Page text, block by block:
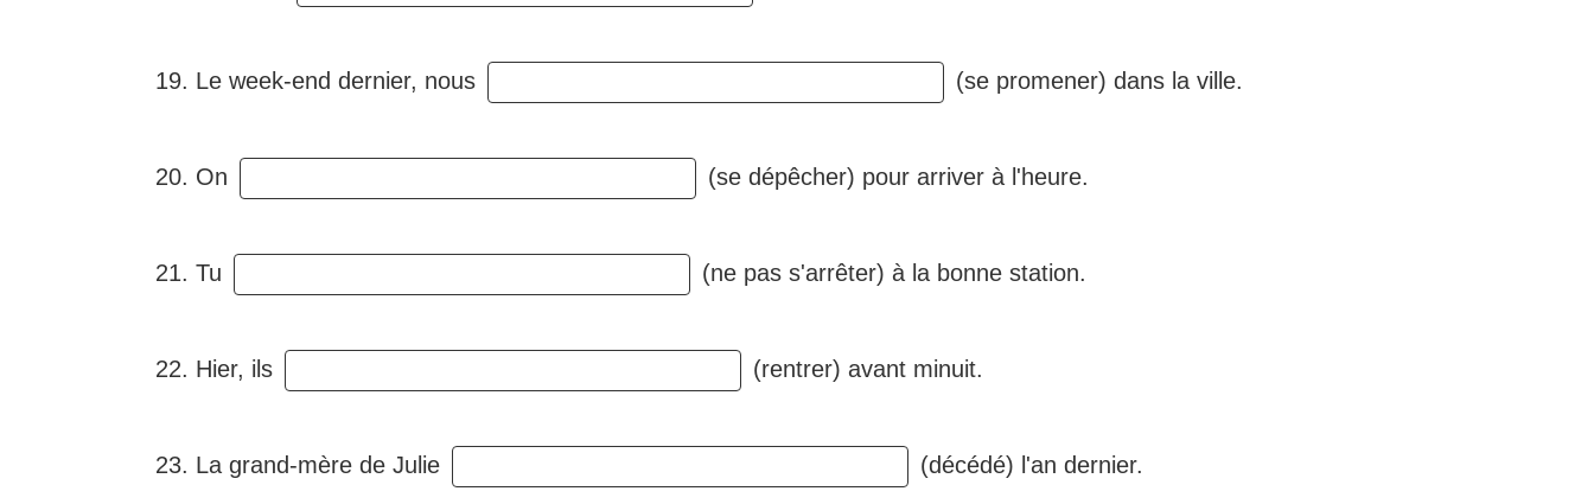
19. Le week-end dernier, nous (se promener) dans la ville.
20. On (se dépêcher) pour arriver à l'heure.
21. Tu (ne pas s'arrêter) à la bonne station.
22. Hier, ils (rentrer) avant minuit.
23. La grand-mère de Julie (décédé) l'an dernier.